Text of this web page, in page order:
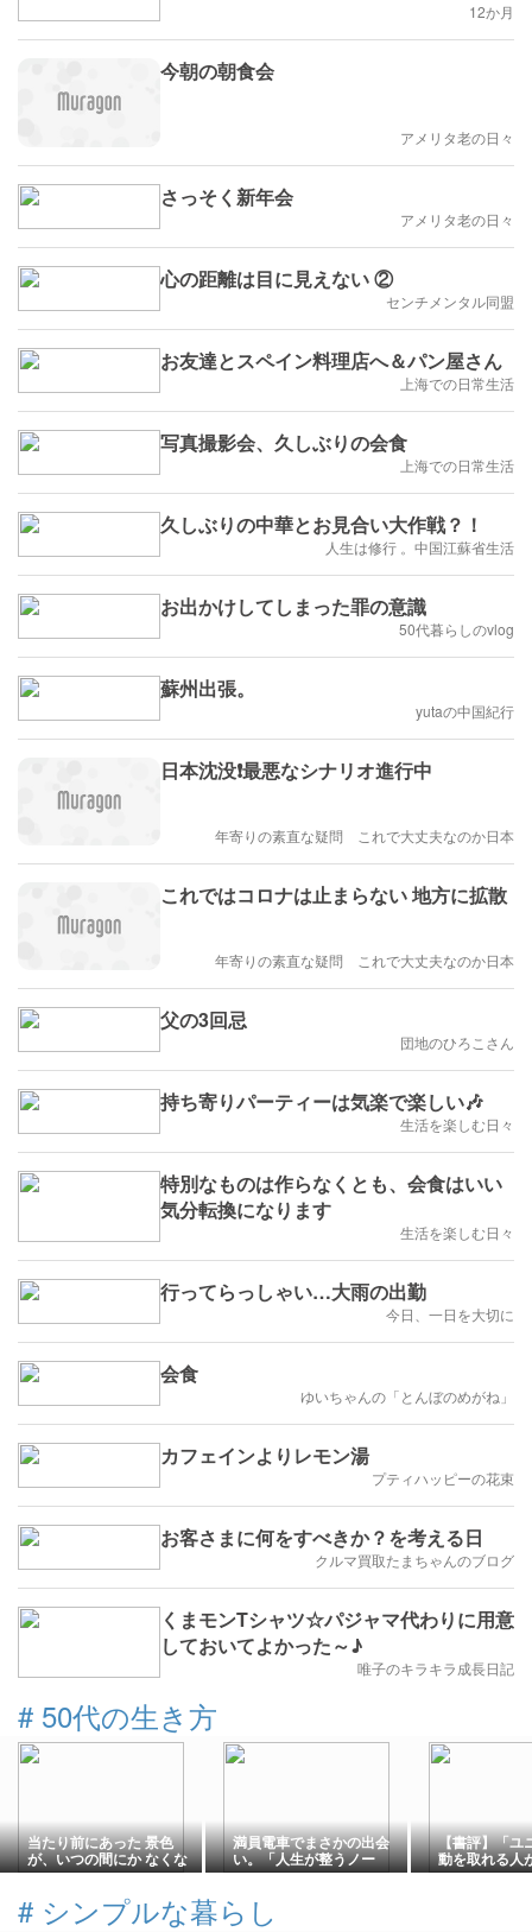
12か月
今朝の朝食会
アメリタ老の日々
さっそく新年会
アメリタ老の日々
心の距離は目に見えない ②
センチメンタル同盟
お友達とスペイン料理店へ＆パン屋さん
上海での日常生活
写真撮影会、久しぶりの会食
上海での日常生活
久しぶりの中華とお見合い大作戦？！
人生は修行 。中国江蘇省生活
お出かけしてしまった罪の意識
50代暮らしのvlog
蘇州出張。
yutaの中国紀行
日本沈没❗️最悪なシナリオ進行中
年寄りの素直な疑問 これで大丈夫なのか日本
これではコロナは止まらない 地方に拡散
年寄りの素直な疑問 これで大丈夫なのか日本
父の3回忌
団地のひろこさん
持ち寄りパーティーは気楽で楽しい🎶
生活を楽しむ日々
特別なものは作らなくとも、会食はいい
気分転換になります
生活を楽しむ日々
行ってらっしゃい…大雨の出勤
今日、一日を大切に
会食
ゆいちゃんの「とんぼのめがね」
カフェインよりレモン湯
プティハッピーの花束
お客さまに何をすべきか？を考える日
クルマ買取たまちゃんのブログ
くまモンTシャツ☆パジャマ代わりに用意
しておいてよかった～♪
唯子のキラキラ成長日記
# 50代の生き方
当たり前にあった 景色
が、いつの間にか なくな
っている
満員電車でまさかの出会
い。「人生が整うノー
ト」をいただきました
【書評】「ユ
動を取れる人
えていること
# シンプルな暮らし